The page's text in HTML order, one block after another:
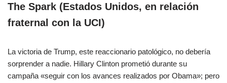
The Spark (Estados Unidos, en relación
fraternal con la UCI)
La victoria de Trump, este reaccionario patológico, no debería
sorprender a nadie. Hillary Clinton prometió durante su
campaña «seguir con los avances realizados por Obama»; pero